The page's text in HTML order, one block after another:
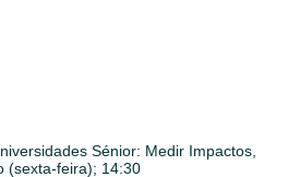
Sénior: Medir Impactos,
(sexta-feira); 14:30